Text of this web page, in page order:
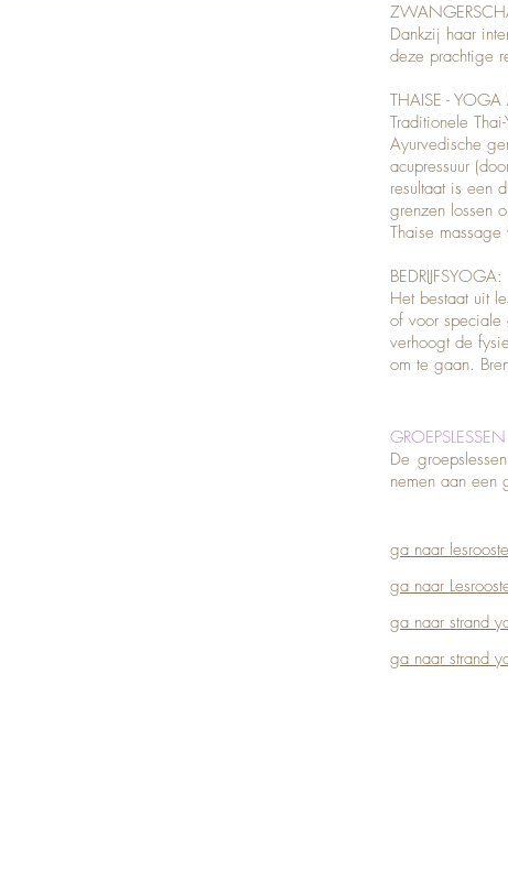
Dankzij haar
deze prachtige
THAISE - YOGA
Traditionele
Ayurvedische
acupressuur
resultaat is een
grenzen lossen
Thaise
BEDRIJFSYOGA:
Het bestaat uit
of voor speciale
verhoogt de
om te gaan.
De
nemen aan een
ga naar
ga naar
ga naar strand
ga naar strand